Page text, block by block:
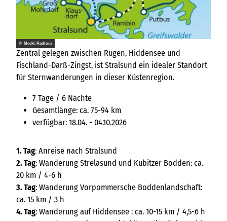
© Meckl. Radtour
Zentral gelegen zwischen Rügen, Hiddensee und
Fischland-Darß-Zingst, ist Stralsund ein idealer Standort
für Sternwanderungen in dieser Küstenregion.
7 Tage / 6 Nächte
Gesamtlänge: ca. 75-94 km
verfügbar: 18.04. - 04.10.2026
1. Tag: Anreise nach Stralsund
2. Tag: Wanderung Strelasund und Kubitzer Bodden: ca.
20 km / 4-6 h
3. Tag: Wanderung Vorpommersche Boddenlandschaft:
ca. 15 km / 3 h
4. Tag: Wanderung auf Hiddensee : ca. 10-15 km / 4,5-6 h